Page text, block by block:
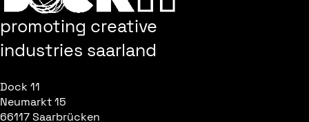
promoting creative
industries saarland
Dock 11
Neumarkt 15
66117 Saarbrücken